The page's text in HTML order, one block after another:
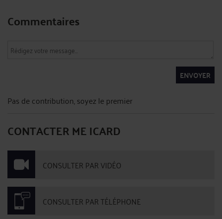
Commentaires
ENVOYER
Pas de contribution, soyez le premier
CONTACTER ME ICARD
CONSULTER PAR VIDÉO
CONSULTER PAR TÉLÉPHONE